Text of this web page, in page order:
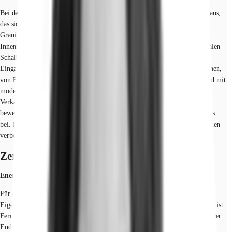
Bei dem Gebäude handelt es sich um ein modernes Büro- und Geschäftshaus,
das sich über acht Geschosse erstreckt. Die elegante Fassade aus dunklem
Granit wird durch gläserne Erker strukturiert, die für lichtdurchflutete
Innenräume sorgen. Eine doppelte Glasfassade gewährleistet einen optimalen
Schall- und Wärmeschutz. Im Inneren ermöglichen großzügige
Eingangsbereiche und flexible Grundrisse verschiedene Bürokonfigurationen,
von Einzel- über Kombi- bis hin zu Großraumbüros. Die Büroflächen sind mit
modernen Annehmlichkeiten wie gekühlten Decken und einer CAT-5-
Verkabelung über Hohlraumböden ausgestattet. Innenliegende, teilweise
bewegliche Sonnenschutzelemente tragen zur Regulierung des Raumklimas
bei. Die öffentlich zugänglichen und begrünten Innenhöfe mit Wasserflächen
verbessern das Mikroklima und schaffen ruhige Oasen inmitten der Stadt.
Zertifizierungen
Energieausweis
Für diese Liegenschaft liegt ein Verbrauchsausweis vom 28.04.2014 vom
Eigentümer/Vermieter vor. Der wesentliche Energieträger der Liegenschaft ist
Fernwärme. Der Endenergieverbrauch Strom beträgt 19.00 kWh/(m²*a). Der
Endenergieverbrauch Wärme beträgt 53.00 kWh/(m²*a).